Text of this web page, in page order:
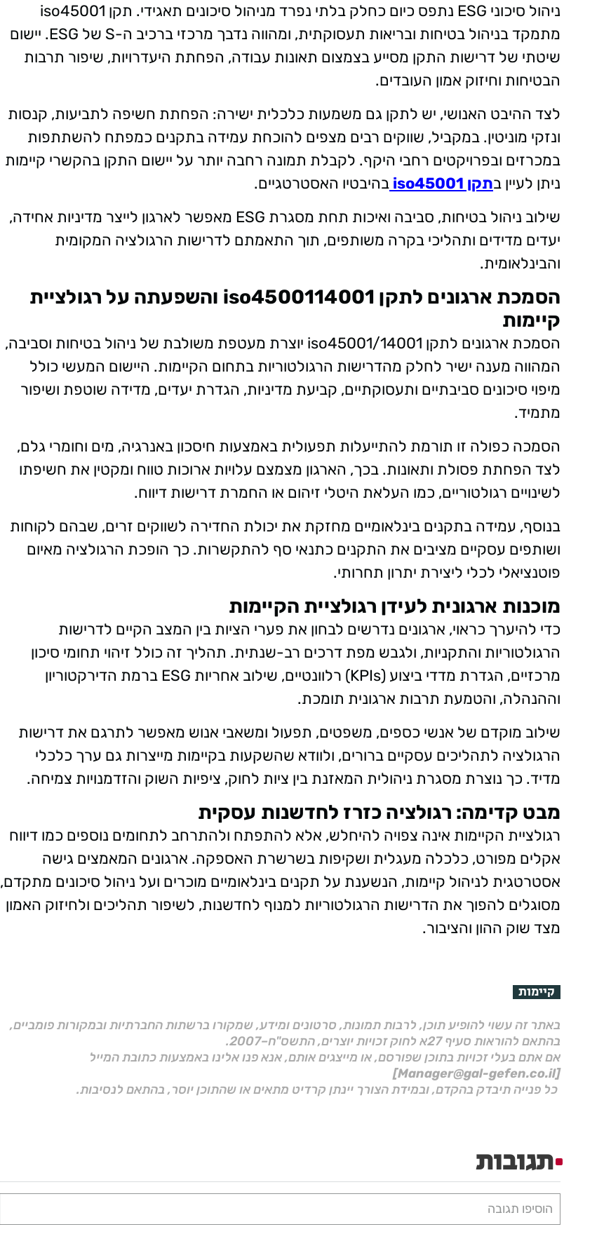
ניהול סיכוני ESG נתפס כיום כחלק בלתי נפרד מניהול סיכונים תאגידי. תקן iso45001
מתמקד בניהול בטיחות ובריאות תעסוקתית, ומהווה נדבך מרכזי ברכיב ה-S של ESG. יישום
שיטתי של דרישות התקן מסייע בצמצום תאונות עבודה, הפחתת היעדרויות, שיפור תרבות
הבטיחות וחיזוק אמון העובדים.
לצד ההיבט האנושי, יש לתקן גם משמעות כלכלית ישירה: הפחתת חשיפה לתביעות, קנסות
ונזקי מוניטין. במקביל, שווקים רבים מצפים להוכחת עמידה בתקנים כמפתח להשתתפות
במכרזים ובפרויקטים רחבי היקף. לקבלת תמונה רחבה יותר על יישום התקן בהקשרי קיימות
ניתן לעיין בתקן iso45001
בהיבטיו האסטרטגיים.
שילוב ניהול בטיחות, סביבה ואיכות תחת מסגרת ESG מאפשר לארגון לייצר מדיניות אחידה,
יעדים מדידים ותהליכי בקרה משותפים, תוך התאמתם לדרישות הרגולציה המקומית
והבינלאומית.
הסמכת ארגונים לתקן iso4500114001 והשפעתה על רגולציית
קיימות
הסמכת ארגונים לתקן iso45001/14001 יוצרת מעטפת משולבת של ניהול בטיחות וסביבה,
המהווה מענה ישיר לחלק מהדרישות הרגולטוריות בתחום הקיימות. היישום המעשי כולל
מיפוי סיכונים סביבתיים ותעסוקתיים, קביעת מדיניות, הגדרת יעדים, מדידה שוטפת ושיפור
מתמיד.
הסמכה כפולה זו תורמת להתייעלות תפעולית באמצעות חיסכון באנרגיה, מים וחומרי גלם,
לצד הפחתת פסולת ותאונות. בכך, הארגון מצמצם עלויות ארוכות טווח ומקטין את חשיפתו
לשינויים רגולטוריים, כמו העלאת היטלי זיהום או החמרת דרישות דיווח.
בנוסף, עמידה בתקנים בינלאומיים מחזקת את יכולת החדירה לשווקים זרים, שבהם לקוחות
ושותפים עסקיים מציבים את התקנים כתנאי סף להתקשרות. כך הופכת הרגולציה מאיום
פוטנציאלי לכלי ליצירת יתרון תחרותי.
מוכנות ארגונית לעידן רגולציית הקיימות
כדי להיערך כראוי, ארגונים נדרשים לבחון את פערי הציות בין המצב הקיים לדרישות
הרגולטוריות והתקניות, ולגבש מפת דרכים רב-שנתית. תהליך זה כולל זיהוי תחומי סיכון
מרכזיים, הגדרת מדדי ביצוע (KPIs) רלוונטיים, שילוב אחריות ESG ברמת הדירקטוריון
וההנהלה, והטמעת תרבות ארגונית תומכת.
שילוב מוקדם של אנשי כספים, משפטים, תפעול ומשאבי אנוש מאפשר לתרגם את דרישות
הרגולציה לתהליכים עסקיים ברורים, ולוודא שהשקעות בקיימות מייצרות גם ערך כלכלי
מדיד. כך נוצרת מסגרת ניהולית המאזנת בין ציות לחוק, ציפיות השוק והזדמנויות צמיחה.
מבט קדימה: רגולציה כזרז לחדשנות עסקית
רגולציית הקיימות אינה צפויה להיחלש, אלא להתפתח ולהתרחב לתחומים נוספים כמו דיווח
אקלים מפורט, כלכלה מעגלית ושקיפות בשרשרת האספקה. ארגונים המאמצים גישה
אסטרטגית לניהול קיימות, הנשענת על תקנים בינלאומיים מוכרים ועל ניהול סיכונים מתקדם,
מסוגלים להפוך את הדרישות הרגולטוריות למנוף לחדשנות, לשיפור תהליכים ולחיזוק האמון
מצד שוק ההון והציבור.
קיימות
באתר זה עשוי להופיע תוכן, לרבות תמונות, סרטונים ומידע, שמקורו ברשתות החברתיות ובמקורות פומביים,
בהתאם להוראות סעיף 27א לחוק זכויות יוצרים, התשס"ח–2007.
אם אתם בעלי זכויות בתוכן שפורסם, או מייצגים אותם, אנא פנו אלינו באמצעות כתובת המייל
[Manager@gal-gefen.co.il]
כל פנייה תיבדק בהקדם, ובמידת הצורך יינתן קרדיט מתאים או שהתוכן יוסר, בהתאם לנסיבות.
תגובות
הוסיפו תגובה